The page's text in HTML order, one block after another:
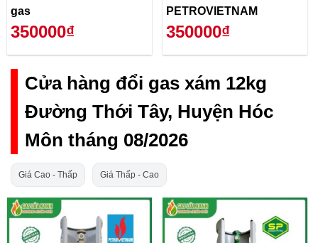
gas
350000₫
PETROVIETNAM
350000₫
Cửa hàng đổi gas xám 12kg
Đường Thới Tây, Huyện Hóc
Môn tháng 08/2026
Giá Cao - Thấp Giá Thấp - Cao